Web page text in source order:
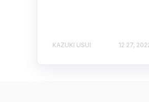
KAZUKI USUI 12 27,